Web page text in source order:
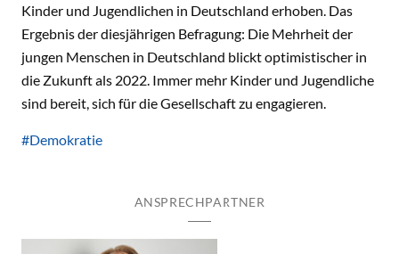
Kinder und Jugendlichen in Deutschland erhoben. Das
Ergebnis der diesjährigen Befragung: Die Mehrheit der
jungen Menschen in Deutschland blickt optimistischer in
die Zukunft als 2022. Immer mehr Kinder und Jugendliche
sind bereit, sich für die Gesellschaft zu engagieren.
#Demokratie
ANSPRECHPARTNER